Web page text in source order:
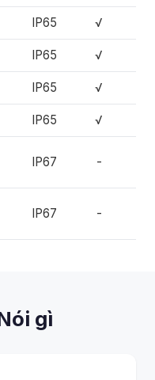
IP65 √
IP65 √
IP65 √
IP65 √
IP67 -
IP67 -
gì